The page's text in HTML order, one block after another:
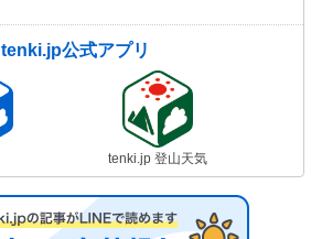
tenki.jp公式アプリ
tenki.jp 登山天気